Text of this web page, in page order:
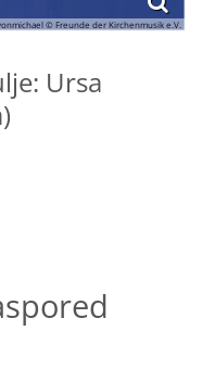
© Freunde der Kirchenmusik e.V.
Ursa